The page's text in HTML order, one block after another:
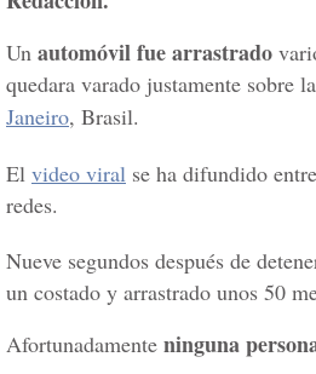
Un automóvil fue arrastrado
quedara varado justamente sobre
Janeiro, Brasil.
El video viral se ha difundido
redes.
Nueve segundos después de
un costado y arrastrado unos 50
Afortunadamente ninguna